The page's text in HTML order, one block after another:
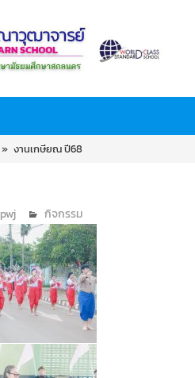
โรงเรียน
พร
วุฒ
า
จาร
ย์
งานเกษียณ ปี68
pwj กิจกรรม